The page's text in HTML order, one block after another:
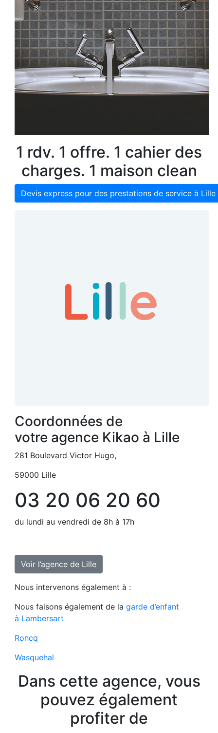
1 rdv. 1 offre. 1 cahier des
charges. 1 maison clean
Devis express pour des prestations de service à Lille
Coordonnées de
votre agence Kikao à Lille
281 Boulevard Victor Hugo,
59000 Lille
03 20 06 20 60
du lundi au vendredi de 8h à 17h
Voir l’agence de Lille
Nous intervenons également à :
Nous faisons également de la garde d’enfant
à Lambersart
Roncq
Wasquehal
Dans cette agence, vous
pouvez également
profiter de